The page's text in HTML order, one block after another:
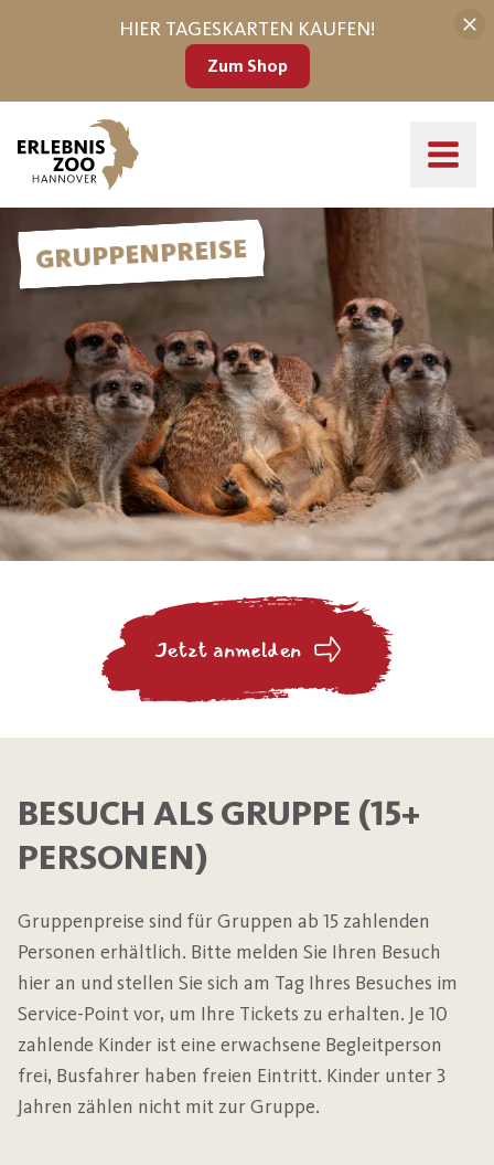
HIER TAGESKARTEN KAUFEN!
Zum Shop
Gruppenanmeldung (15+ Personen)
GRUPPENPREISE
Jetzt anmelden
BESUCH ALS GRUPPE (15+
PERSONEN)
Gruppenpreise sind für Gruppen ab 15 zahlenden
Personen erhältlich. Bitte melden Sie Ihren Besuch
hier an und stellen Sie sich am Tag Ihres Besuches im
Service-Point vor, um Ihre Tickets zu erhalten. Je 10
zahlende Kinder ist eine erwachsene Begleitperson
frei, Busfahrer haben freien Eintritt. Kinder unter 3
Jahren zählen nicht mit zur Gruppe.